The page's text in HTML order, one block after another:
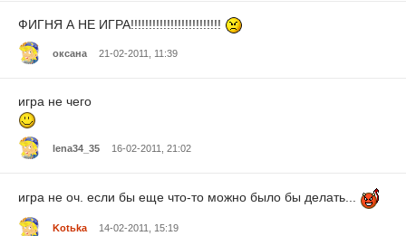
ФИГНЯ А НЕ ИГРА!!!!!!!!!!!!!!!!!!!!!!!!!
оксана 21-02-2011, 11:39
игра не чего
lena34_35 16-02-2011, 21:02
игра не оч. если бы еще что-то можно было бы делать...
Kotьka 14-02-2011, 15:19